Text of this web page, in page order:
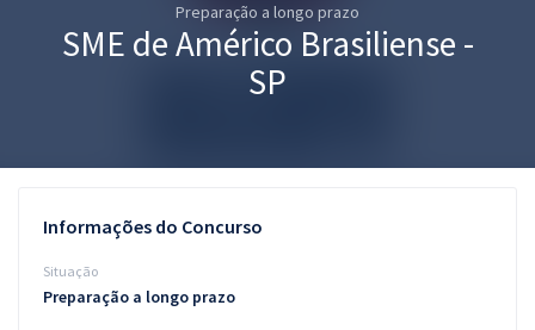
Conteúdo gratuito
Preparação a longo prazo
SME de Américo Brasiliense -
SP
Informações do Concurso
Situação
Preparação a longo prazo